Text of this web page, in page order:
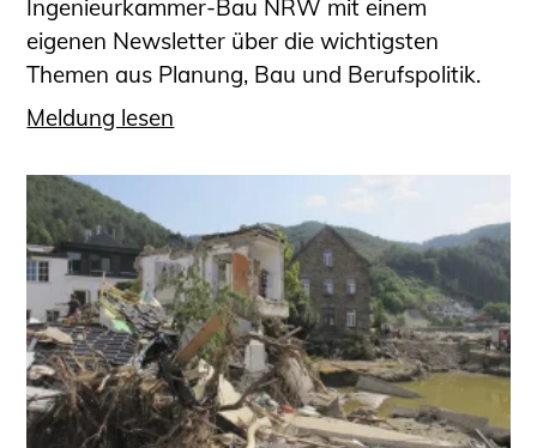
Ingenieurkammer-Bau NRW mit einem
eigenen Newsletter über die wichtigsten
Themen aus Planung, Bau und Berufspolitik.
Meldung lesen